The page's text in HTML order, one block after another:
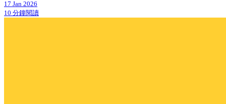
17 Jan 2026
10 分鐘閱讀